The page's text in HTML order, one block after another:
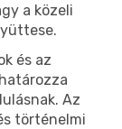
a közeli
és az
Az
történelmi